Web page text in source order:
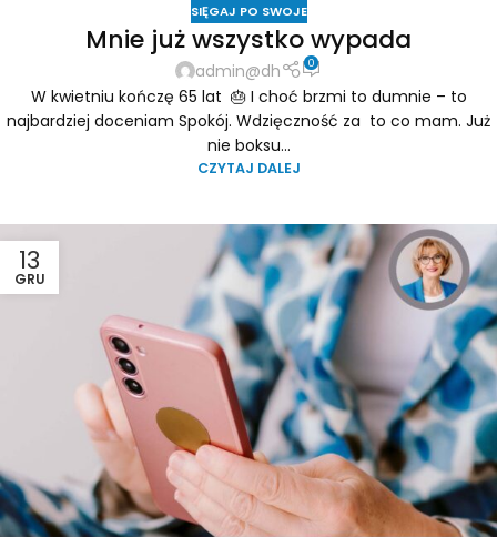
SIĘGAJ PO SWOJE
Mnie już wszystko wypada
admin@dh 0
W kwietniu kończę 65 lat 🎂 I choć brzmi to dumnie – to
najbardziej doceniam Spokój. Wdzięczność za to co mam. Już
nie boksu...
CZYTAJ DALEJ
13
GRU